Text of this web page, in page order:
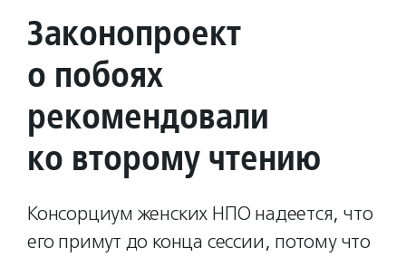
Законопроект
о побоях
рекомендовали
ко второму чтению
Консорциум женских НПО надеется, что
его примут до конца сессии, потому что